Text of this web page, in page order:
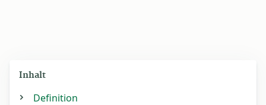
Inhalt
Definition